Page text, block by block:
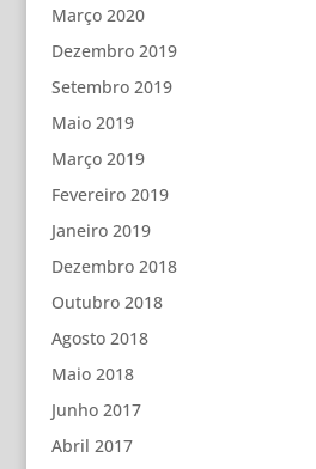
Março 2020
Dezembro 2019
Setembro 2019
Maio 2019
Março 2019
Fevereiro 2019
Janeiro 2019
Dezembro 2018
Outubro 2018
Agosto 2018
Maio 2018
Junho 2017
Abril 2017